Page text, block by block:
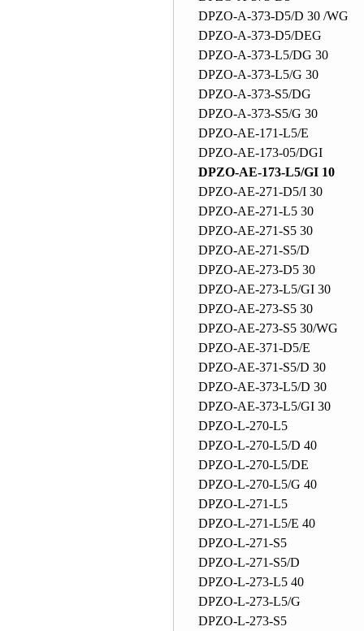
DPZO-A-373-D5/D 30 /WG
DPZO-A-373-D5/DEG
DPZO-A-373-L5/DG 30
DPZO-A-373-L5/G 30
DPZO-A-373-S5/DG
DPZO-A-373-S5/G 30
DPZO-AE-171-L5/E
DPZO-AE-173-05/DGI
DPZO-AE-173-L5/GI 10
DPZO-AE-271-D5/I 30
DPZO-AE-271-L5 30
DPZO-AE-271-S5 30
DPZO-AE-271-S5/D
DPZO-AE-273-D5 30
DPZO-AE-273-L5/GI 30
DPZO-AE-273-S5 30
DPZO-AE-273-S5 30/WG
DPZO-AE-371-D5/E
DPZO-AE-371-S5/D 30
DPZO-AE-373-L5/D 30
DPZO-AE-373-L5/GI 30
DPZO-L-270-L5
DPZO-L-270-L5/D 40
DPZO-L-270-L5/DE
DPZO-L-270-L5/G 40
DPZO-L-271-L5
DPZO-L-271-L5/E 40
DPZO-L-271-S5
DPZO-L-271-S5/D
DPZO-L-273-L5 40
DPZO-L-273-L5/G
DPZO-L-273-S5